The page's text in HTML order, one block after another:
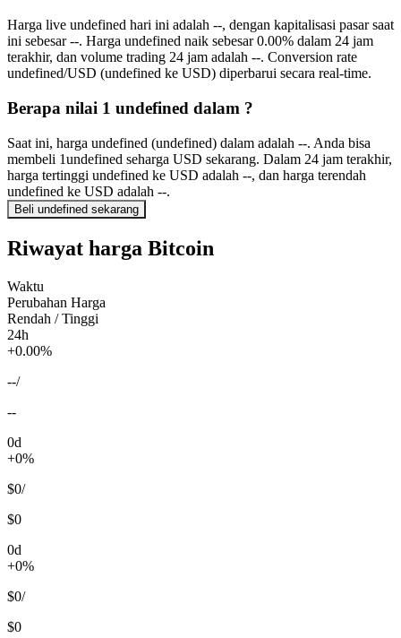
Harga live undefined hari ini adalah --, dengan kapitalisasi pasar saat
ini sebesar --. Harga undefined naik sebesar 0.00% dalam 24 jam
terakhir, dan volume trading 24 jam adalah --. Conversion rate
undefined/USD (undefined ke USD) diperbarui secara real-time.
Berapa nilai 1 undefined dalam ?
Saat ini, harga undefined (undefined) dalam adalah --. Anda bisa
membeli 1undefined seharga USD sekarang. Dalam 24 jam terakhir,
harga tertinggi undefined ke USD adalah --, dan harga terendah
undefined ke USD adalah --.
Beli undefined sekarang
Riwayat harga Bitcoin
Waktu
Perubahan Harga
Rendah / Tinggi
24h
+0.00%
--/
--
0d
+0%
$0/
$0
0d
+0%
$0/
$0